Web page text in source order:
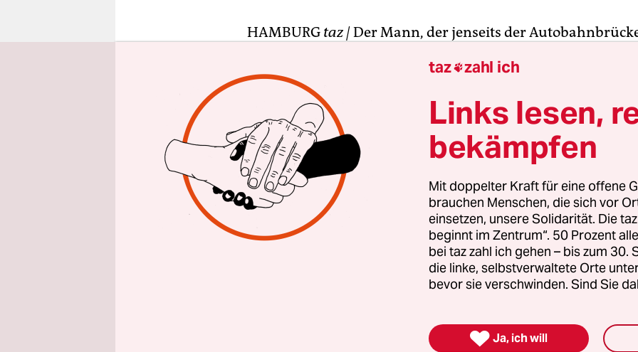
HAMBURG taz |Der Mann, der jenseits der
So wie der lange Kerl, der die Tür des Mannes öffnet, wenn
klingelt. Er sagt: „Mein Kollege nimmt Ihren Ausweis jetzt
mit.“
taz zahl ich
Links lesen,
bekämpfen
Mit doppelter Kraft für eine offene
brauchen Menschen, die sich vor
einsetzen, unsere Solidarität. Die
beginnt im Zentrum“. 50 Prozent
bei taz zahl ich gehen – bis zum
die linke, selbstverwaltete Orte
bevor sie verschwinden. Sind Sie
 Ja, ich will